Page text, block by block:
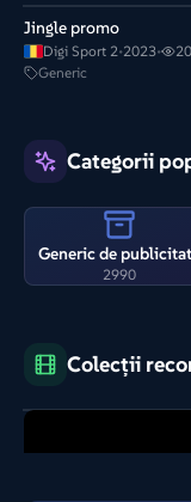
Jingle promo
Digi Sport 2•2023•
20
Generic
Categorii
Generic de
2990
Colecții